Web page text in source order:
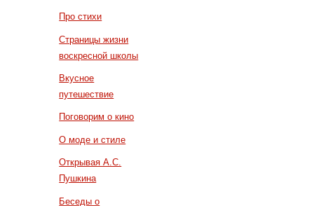
Про стихи
Страницы жизни
воскресной школы
Вкусное
путешествие
Поговорим о кино
О моде и стиле
Открывая А.С.
Пушкина
Беседы о